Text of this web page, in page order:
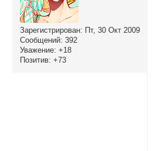
Зарегистрирован: Пт, 30 Окт 2009
Сообщений: 392
Уважение: +18
Позитив: +73